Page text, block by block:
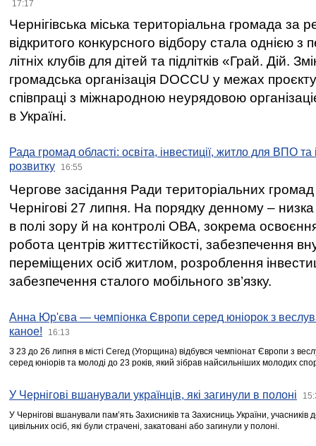
17:17
Чернігівська міська територіальна громада за
відкритого конкурсного відбору стала однією
літніх клубів для дітей та підлітків «Грай. Дій.
громадська організація DOCCU у межах
співпраці з міжнародною неурядовою
в Україні.
Рада громад області: освіта, інвестиції, житло для ВПО
розвитку
16:55
Чергове засідання Ради територіальних громад
Чернігові 27 липня. На порядку денному –
в полі зору й на контролі ОВА, зокрема освоєння
робота центрів життєстійкості, забезпечення
переміщених осіб житлом, розроблення
забезпечення сталого мобільного зв’язку.
Анна Юр'єва — чемпіонка Європи серед юніорок з
каное!
16:13
З 23 до 26 липня в місті Сегед (Угорщина) відбувся чемпіонат Європи з
серед юніорів та молоді до 23 років, який зібрав найсильніших молодих
У Чернігові вшанували українців, які загинули в полоні
У Чернігові вшанували пам’ять Захисників та Захисниць України,
цивільних осіб, які були страчені, закатовані або загинули у полоні.